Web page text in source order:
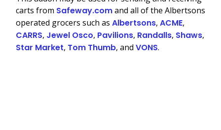
carts from Safeway.comand all of the Albertsons
operated grocers such as Albertsons, ACME,
CARRS, Jewel Osco, Pavilions, Randalls, Shaws,
Star Market, Tom Thumb, and VONS.